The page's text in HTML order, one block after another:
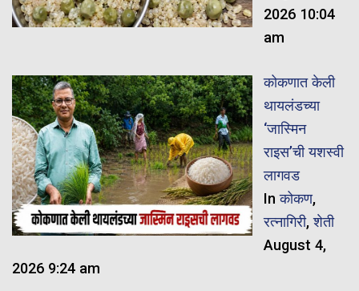
2026 10:04
am
कोकणात केली
थायलंडच्या
‘जास्मिन
राइस’ची यशस्वी
लागवड
Inकोकण,
रत्नागिरी,शेती
August 4,
2026 9:24 am